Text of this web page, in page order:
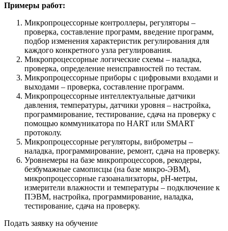
Примеры работ:
Микропроцессорные контроллеры, регуляторы –
проверка, составление программ, введение программ,
подбор изменения характеристик регулирования для
каждого конкретного узла регулирования.
Микропроцессорные логические схемы – наладка,
проверка, определение неисправностей по тестам.
Микропроцессорные приборы с цифровыми входами и
выходами – проверка, составление программ.
Микропроцессорные интеллектуальные датчики
давления, температуры, датчики уровня – настройка,
программирование, тестирование, сдача на проверку с
помощью коммуникатора по HART или SMART
протоколу.
Микропроцессорные регуляторы, виброметры –
наладка, программирование, ремонт, сдача на проверку.
Уровнемеры на базе микропроцессоров, рекодеры,
безбумажные самописцы (на базе микро-ЭВМ),
микропроцессорные газоанализаторы, pH-метры,
измерители влажности и температуры – подключение к
ПЭВМ, настройка, программирование, наладка,
тестирование, сдача на проверку.
Подать заявку на обучение